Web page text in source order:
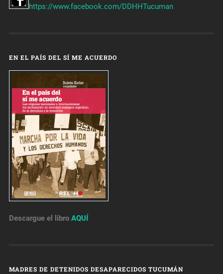
https://www.facebook.com/DDHHTucuman
EN EL PAÍS DEL SÍ ME ACUERDO
Descargue el libro AQUÍ
MADRES DE DETENIDOS DESAPARECIDOS TUCUMÁN